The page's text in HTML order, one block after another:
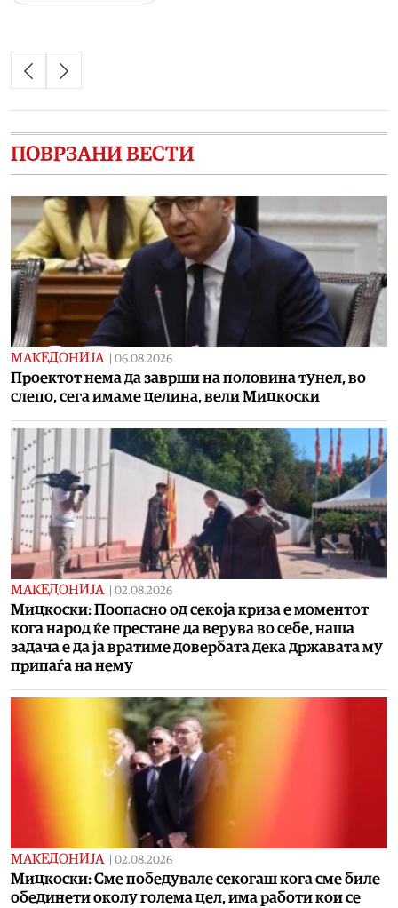
ПОВРЗАНИ ВЕСТИ
МАКЕДОНИЈА 06.08.2026
Проектот нема да заврши на половина тунел, во
слепо, сега имаме целина, вели Мицкоски
МАКЕДОНИЈА 02.08.2026
Мицкоски: Поопасно од секоја криза е моментот
кога народ ќе престане да верува во себе, наша
задача е да ја вратиме довербата дека државата му
припаѓа на нему
МАКЕДОНИЈА 02.08.2026
Мицкоски: Сме победувале секогаш кога сме биле
обединети околу голема цел, има работи кои се